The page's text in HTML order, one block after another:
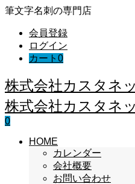
筆文字名刺の専門店
会員登録
ログイン
カート 0
株式会社カスタネ
株式会社カスタネ
0
HOME
カレンダー
会社概要
お問い合わせ